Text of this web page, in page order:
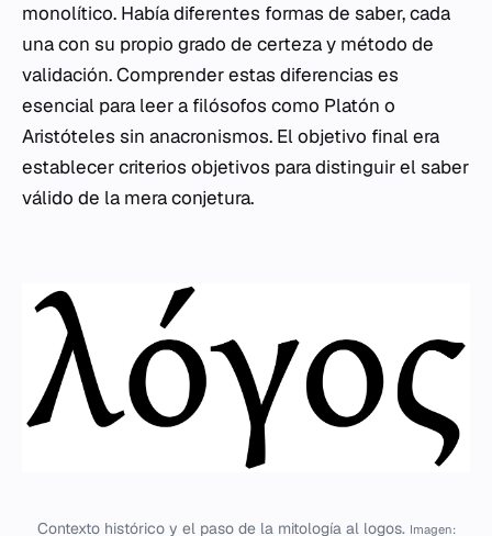
monolítico. Había diferentes formas de saber, cada
una con su propio grado de certeza y método de
validación. Comprender estas diferencias es
esencial para leer a filósofos como Platón o
Aristóteles sin anacronismos. El objetivo final era
establecer criterios objetivos para distinguir el saber
válido de la mera conjetura.
Contexto histórico y el paso de la mitología al logos. Imagen: